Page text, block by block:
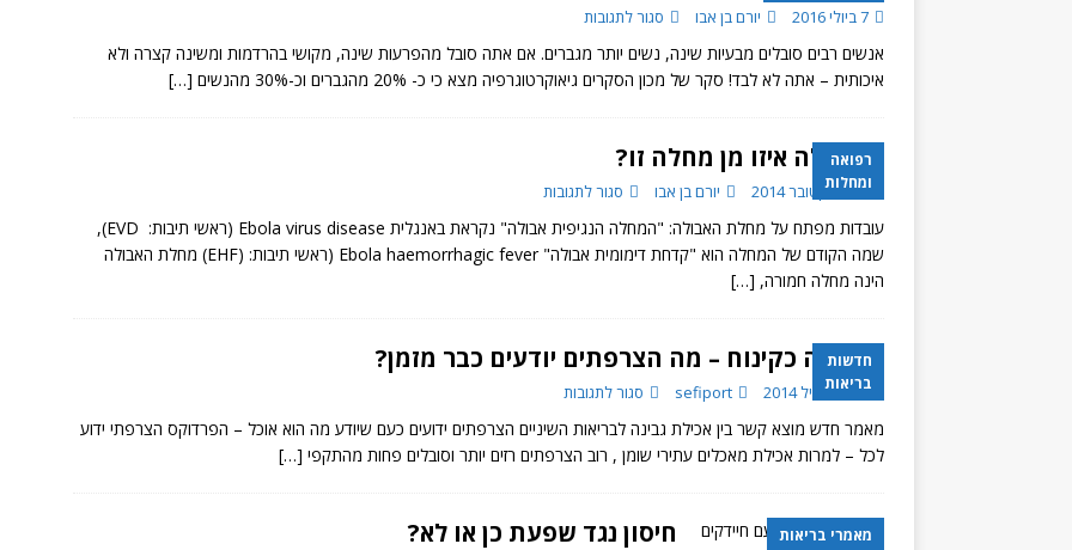
7 ביולי 2016 יורם בן אבו סגור לתגובות
אנשים רבים סובלים מבעיות שינה, נשים יותר מגברים. אם אתה סובל מהפרעות שינה, מקושי בהרדמות ומשינה קצרה ולא
איכותית – אתה לא לבד! סקר של מכון הסקרים גיאוקרטוגרפיה מצא כי כ- 20% מהגברים וכ-30% מהנשים
[…]
רפואה
ומחלות
אבולה איזו מן מחלה זו?
15 באוקטובר 2014 יורם בן אבו סגור לתגובות
עובדות מפתח על מחלת האבולה: "המחלה הנגיפית אבולה" נקראת באנגלית Ebola virus disease (ראשי תיבות: EVD),
שמה הקודם של המחלה הוא "קדחת דימומית אבולה" Ebola haemorrhagic fever (ראשי תיבות: (EHF) מחלת האבולה
הינה מחלה חמורה, […]
חדשות
בריאות
גבינה כקינוח – מה הצרפתים יודעים כבר מזמן?
27 באפריל 2014 sefiport סגור לתגובות
מאמר חדש מוצא קשר בין אכילת גבינה לבריאות השיניים הצרפתים ידועים כעם שיודע מה הוא אוכל – הפרדוקס הצרפתי ידוע
לכל – למרות אכילת מאכלים עתירי שומן , רוב הצרפתים רזים יותר וסובלים פחות מהתקפי […]
מאמרי בריאות חיסון נגד שפעת כן או לא?